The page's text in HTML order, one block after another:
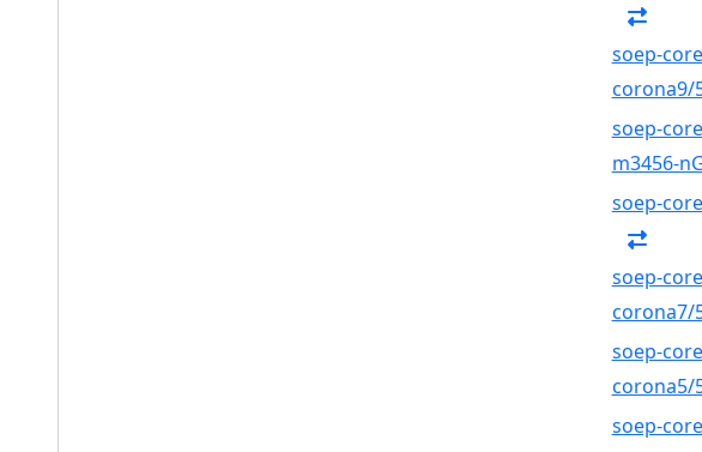
soep-
corona9/
soep-
m3456-
soep-
soep-
corona7/
soep-
corona5/
soep-